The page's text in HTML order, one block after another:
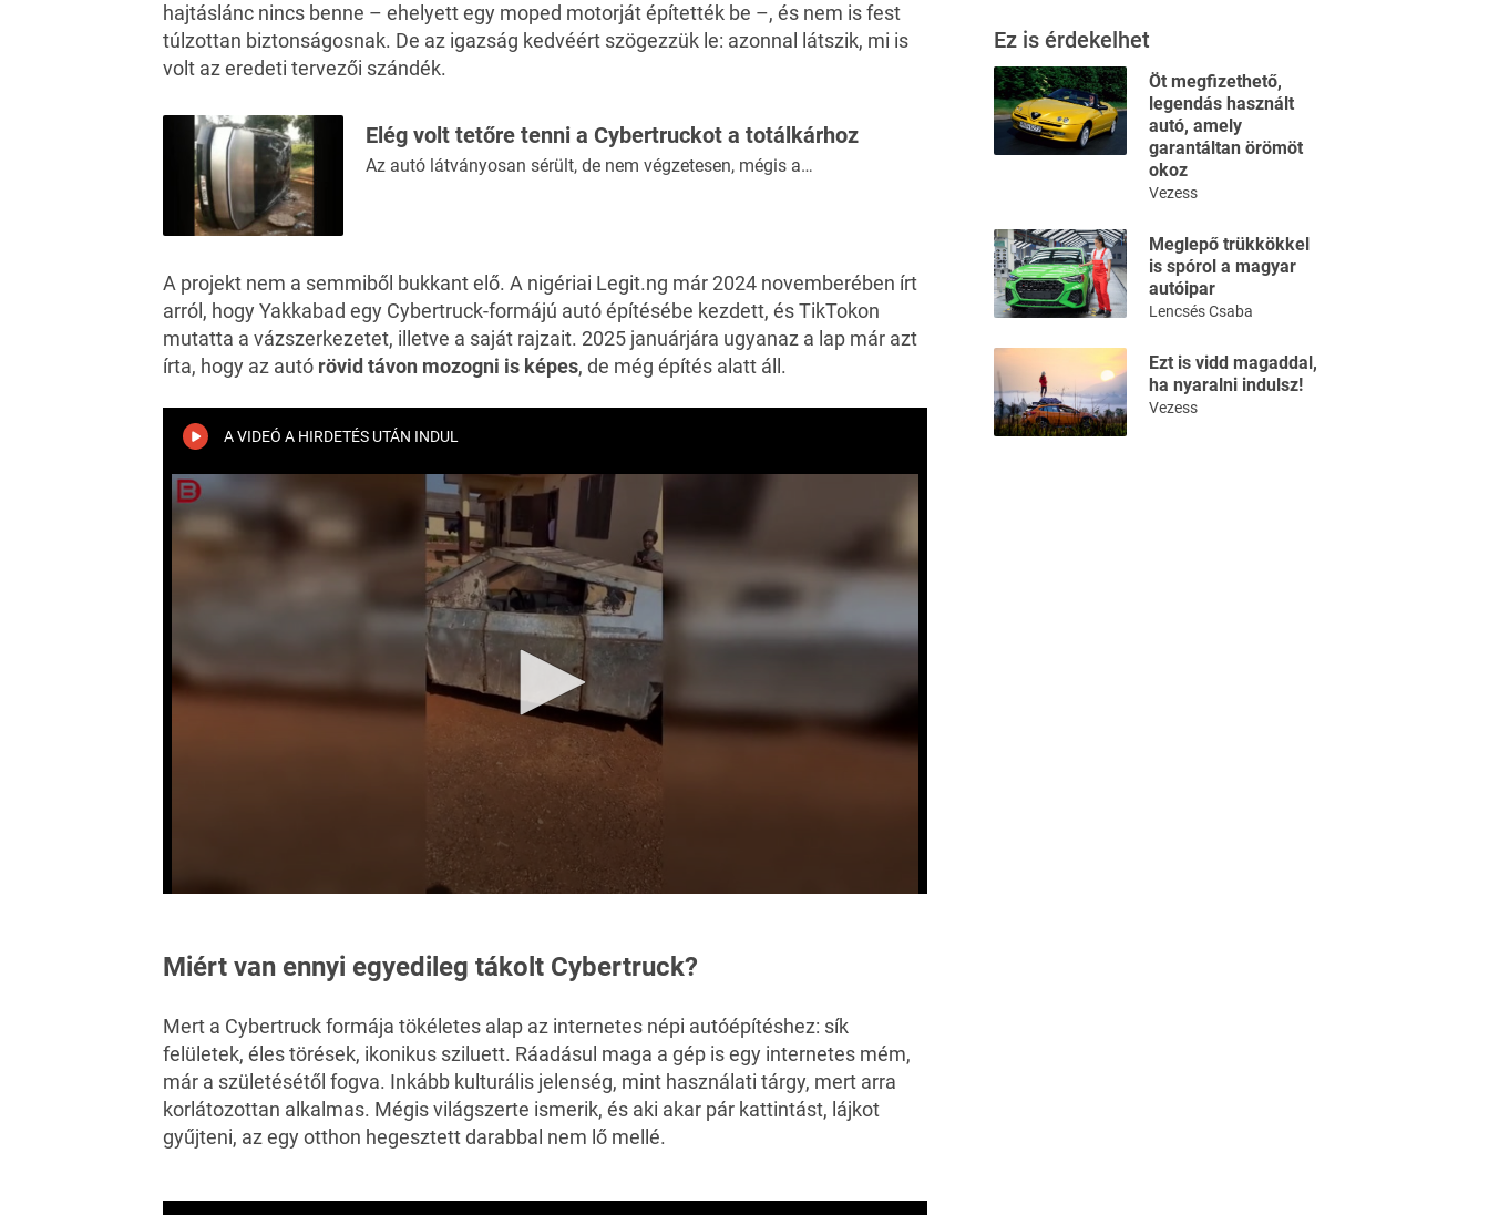
hajtáslánc nincs benne – ehelyett egy moped motorját építették be –, és nem is fest
túlzottan biztonságosnak. De az igazság kedvéért szögezzük le: azonnal látszik, mi is
volt az eredeti tervezői szándék.
Elég volt tetőre tenni a Cybertruckot a totálkárhoz
Az autó látványosan sérült, de nem végzetesen, mégis a…
A projekt nem a semmiből bukkant elő. A nigériai Legit.ng már 2024 novemberében írt
arról, hogy Yakkabad egy Cybertruck-formájú autó építésébe kezdett, és TikTokon
mutatta a vázszerkezetet, illetve a saját rajzait. 2025 januárjára ugyanaz a lap már azt
írta, hogy az autó rövid távon mozogni is képes, de még építés alatt áll.
A VIDEÓ A HIRDETÉS UTÁN INDUL
Miért van ennyi egyedileg tákolt Cybertruck?
Mert a Cybertruck formája tökéletes alap az internetes népi autóépítéshez: sík
felületek, éles törések, ikonikus sziluett. Ráadásul maga a gép is egy internetes mém,
már a születésétől fogva. Inkább kulturális jelenség, mint használati tárgy, mert arra
korlátozottan alkalmas. Mégis világszerte ismerik, és aki akar pár kattintást, lájkot
gyűjteni, az egy otthon hegesztett darabbal nem lő mellé.
Ez is érdekelhet
Öt megfizethető,
legendás használt
autó, amely
garantáltan örömöt
okoz
Vezess
Meglepő trükkökkel
is spórol a magyar
autóipar
Lencsés Csaba
Ezt is vidd magaddal,
ha nyaralni indulsz!
Vezess